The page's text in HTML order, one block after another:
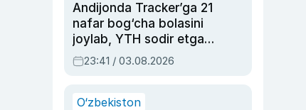
Andijonda Tracker’ga 21
nafar bog‘cha bolasini
joylab, YTH sodir etgan
ayolga sud hukmi o‘qildi
23:41 / 03.08.2026
O‘zbekiston